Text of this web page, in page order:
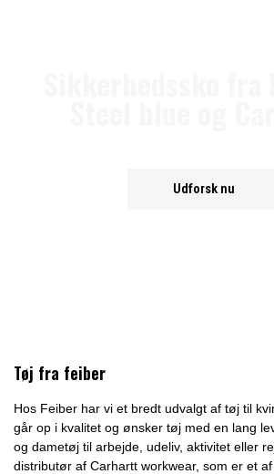
Udforsk nu
Tøj fra feiber
Hos Feiber har vi et bredt udvalgt af tøj til
går op i kvalitet og ønsker tøj med en lang
og dametøj til arbejde, udeliv, aktivitet eller
distributør af Carhartt workwear, som er et